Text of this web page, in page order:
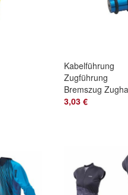
Kabelführung
Zugführung
Bremszug
Abstandhalter
3,03 €